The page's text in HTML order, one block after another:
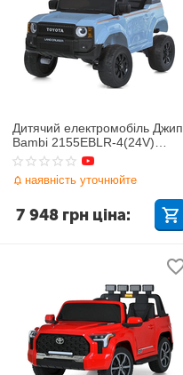
Дитячий електромобіль Джип
Bambi 2155EBLR-4(24V)
Toyota
наявність уточнюйте
7 948 грн ціна: